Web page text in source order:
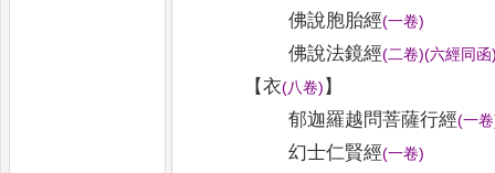
佛說胞胎經(一卷)
佛說法鏡經(二卷)(六經同函
【衣(八卷) 】
郁迦羅越問菩薩行經(一卷
幻士仁賢經(一卷)